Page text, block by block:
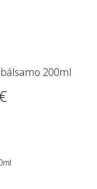
200ml